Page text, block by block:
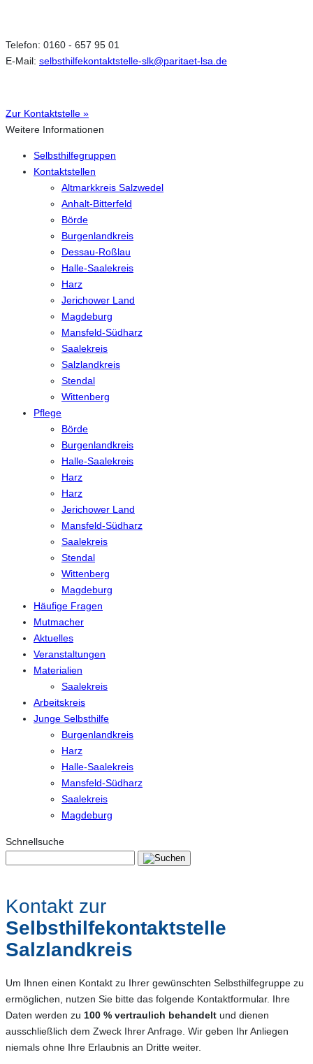
Telefon: 0160 - 657 95 01
E-Mail: selbsthilfekontaktstelle-slk@paritaet-lsa.de
Zur Kontaktstelle »
Weitere Informationen
Selbsthilfegruppen
Kontaktstellen
Altmarkkreis Salzwedel
Anhalt-Bitterfeld
Börde
Burgenlandkreis
Dessau-Roßlau
Halle-Saalekreis
Harz
Jerichower Land
Magdeburg
Mansfeld-Südharz
Saalekreis
Salzlandkreis
Stendal
Wittenberg
Pflege
Börde
Burgenlandkreis
Halle-Saalekreis
Harz
Harz
Jerichower Land
Mansfeld-Südharz
Saalekreis
Stendal
Wittenberg
Magdeburg
Häufige Fragen
Mutmacher
Aktuelles
Veranstaltungen
Materialien
Saalekreis
Arbeitskreis
Junge Selbsthilfe
Burgenlandkreis
Harz
Halle-Saalekreis
Mansfeld-Südharz
Saalekreis
Magdeburg
Schnellsuche
Kontakt zur
Selbsthilfekontaktstelle
Salzlandkreis
Um Ihnen einen Kontakt zu Ihrer gewünschten Selbsthilfegruppe zu
ermöglichen, nutzen Sie bitte das folgende Kontaktformular. Ihre
Daten werden zu 100 % vertraulich behandelt und dienen
ausschließlich dem Zweck Ihrer Anfrage. Wir geben Ihr Anliegen
niemals ohne Ihre Erlaubnis an Dritte weiter.